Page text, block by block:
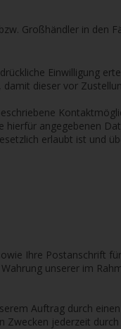
Großhändler in den
Einwilligung
dieser vor
angegebenen
erlaubt ist und
Ihre Postanschrift
unserer im
Auftrag durch
Zwecken jederzeit